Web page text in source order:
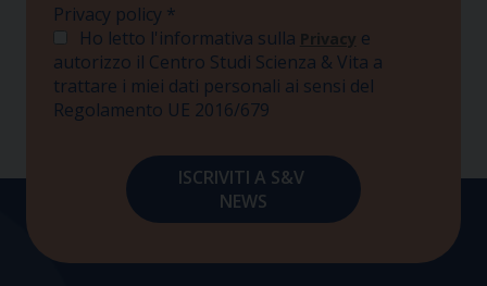
Privacy policy *
Ho letto l'informativa sulla Privacy e
autorizzo il Centro Studi Scienza & Vita a
trattare i miei dati personali ai sensi del
Regolamento UE 2016/679